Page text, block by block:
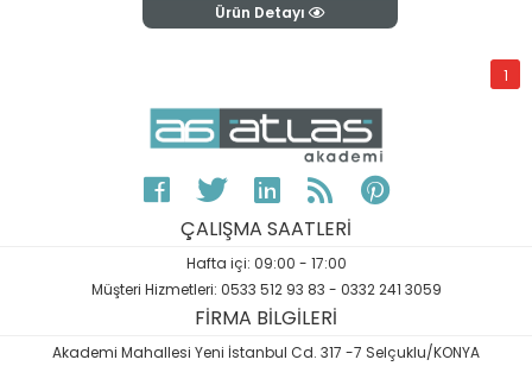
Ürün Detayı
1
ÇALIŞMA SAATLERİ
Hafta içi: 09:00 - 17:00
Müşteri Hizmetleri: 0533 512 93 83 - 0332 241 3059
FİRMA BİLGİLERİ
Akademi Mahallesi Yeni İstanbul Cd. 317 -7 Selçuklu/KONYA